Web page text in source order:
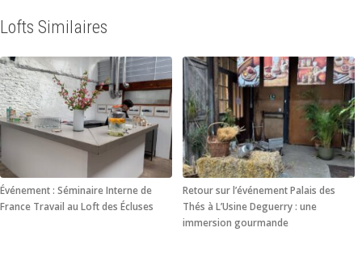
Lofts Similaires
Événement : Séminaire Interne de
France Travail au Loft des Écluses
Retour sur l’événement Palais des
Thés à L’Usine Deguerry : une
immersion gourmande